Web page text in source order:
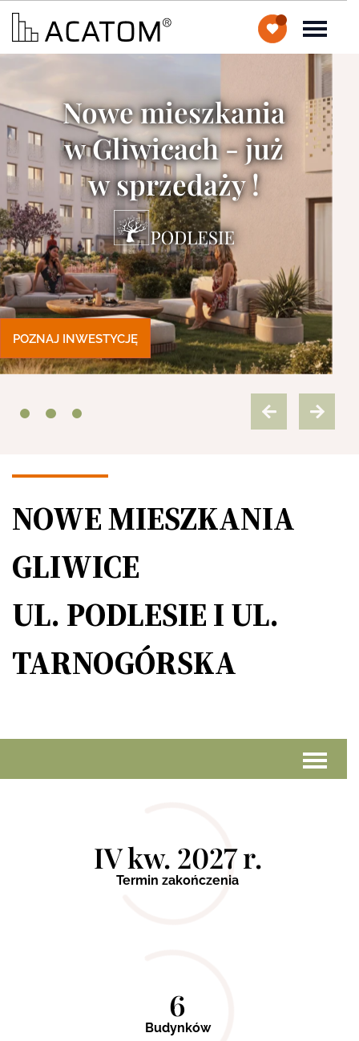
PreviousNext
Nowe mieszkania
w Gliwicach - już
w sprzedaży !
POZNAJ INWESTYCJĘ
NOWE MIESZKANIA
GLIWICE
UL. PODLESIE I UL.
TARNOGÓRSKA
IV kw. 2027 r.
Termin zakończenia
6
Budynków